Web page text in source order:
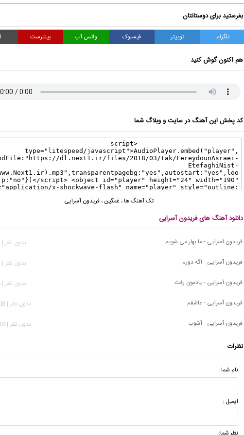
بفرستید برای دوستانتان
تلگرام توییتر فیسبوک واتس آپ پینترست
هم اکنون گوش کنید
کد پخش این آهنگ در سایت و وبلاگ شما
تک آهنگ ها، غمگین ، فریدون آسرایی
دانلود آهنگ های فریدون آسرایی
فریدون آسرایی - ما بهار می شویم
بدون نظر | 301 بازدید
فریدون آسرایی - اگه دورم
بدون نظر | 453 بازدید
فریدون آسرایی - یادمون رفت
بدون نظر | 456 بازدید
فریدون آسرایی - عاشقم
بدون نظر | 2,108 بازدید
فریدون آسرایی - آشوب
بدون نظر | 3,318 بازدید
نظرات
نام شما :
ایمیل :
نظر شما: